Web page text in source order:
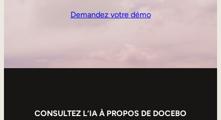
Demandez votre démo
CONSULTEZ L’IA À PROPOS DE DOCEBO